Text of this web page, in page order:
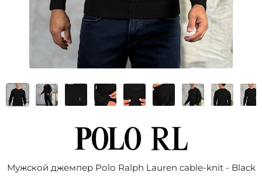
Мужской джемпер Роlо Ralрh Lаurеn cable-knit - Black